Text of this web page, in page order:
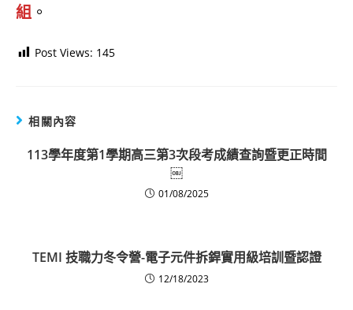
組 。
Post Views: 145
相關內容
113學年度第1學期高三第3次段考成績查詢暨更正時間
￼
01/08/2025
TEMI 技職力冬令營-電子元件拆銲實用級培訓暨認證
12/18/2023